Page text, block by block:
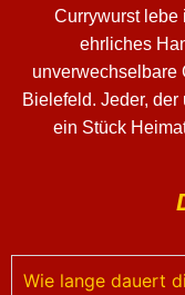
Currywurst lebe
ehrliches
unverwechselbare
Bielefeld. Jeder,
ein Stück
Wie lange dauert